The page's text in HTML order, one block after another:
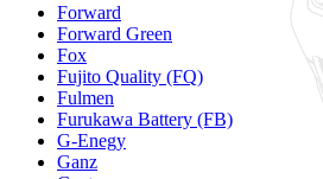
Forward
Forward Green
Fox
Fujito Quality (FQ)
Fulmen
Furukawa Battery (FB)
G-Enegy
Ganz